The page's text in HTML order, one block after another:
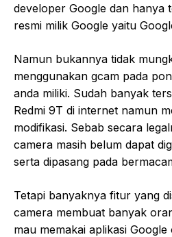
developer Google dan hanya
resmi milik Google yaitu
Namun bukannya tidak
menggunakan gcam pada
anda miliki. Sudah banyak
Redmi 9T di internet namun
modifikasi. Sebab secara
camera masih belum dapat
serta dipasang pada
Tetapi banyaknya fitur yang
camera membuat banyak
mau memakai aplikasi